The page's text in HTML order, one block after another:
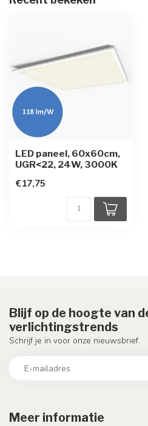
LED paneel, 60x60cm,
UGR<22, 24W, 3000K
€17,75
Meer informatie
Blijf op de hoogte van
verlichtingstrends
Schrijf je in voor onze nieuwsbrief.